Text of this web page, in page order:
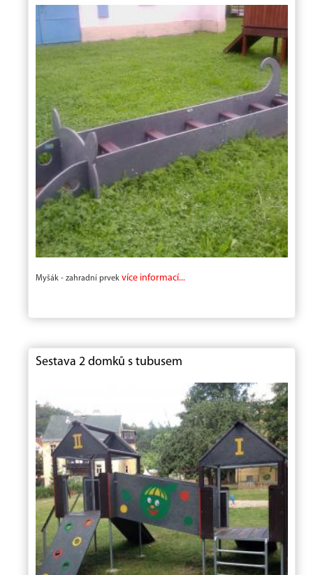
Myšák - zahradní prvek více informací...
Sestava 2 domků s tubusem